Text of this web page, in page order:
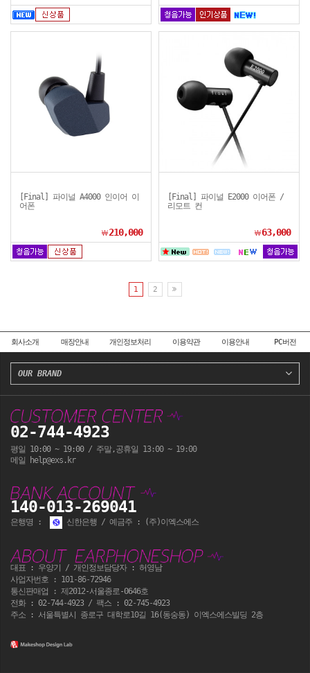
[Final] 파이널 A4000 인이어 이
어폰
￦210,000
[Final] 파이널 E2000 이어폰 /
리모트 컨
￦63,000
1 2
회사소개 매장안내 개인정보처리 이용약관 이용안내 PC버전
OUR BRAND
02-744-4923
평일 10:00 ~ 19:00 / 주말,공휴일 13:00 ~ 19:00
메일 help@exs.kr
140-013-269041
은행명 : 신한은행 / 예금주 : (주)이엑스에스
대표 : 우양기 / 개인정보담당자 : 허영남
사업자번호 : 101-86-72946
통신판매업 : 제2012-서울종로-0646호
전화 :02-744-4923/ 팩스 : 02-745-4923
주소 : 서울특별시 종로구 대학로10길 16(동숭동) 이엑스에스빌딩 2층